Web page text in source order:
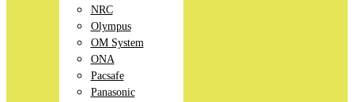
NRC
Olympus
OM System
ONA
Pacsafe
Panasonic